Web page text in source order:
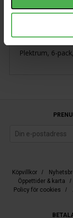
Plektrum, 6-
Köpvillkor /
Öppettider & karta /
Policy för cookies /